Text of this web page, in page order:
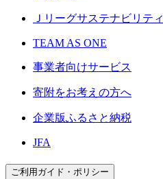
Ｊリーグサステナビリティ
TEAM AS ONE
事業者向けサービス
寄附をお考えの方へ
企業版ふるさと納税
JFA
ご利用ガイド・ポリシー